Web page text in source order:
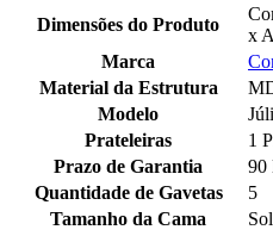
Dimensões do Produto
x
Marca
Material da Estrutura
Modelo
Prateleiras
1
Prazo de Garantia
90
Quantidade de Gavetas
5
Tamanho da Cama